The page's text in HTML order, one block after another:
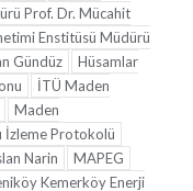
Prof. Dr. Mücahit
Enstitüsü Müdürü
Gündüz
Hüsamlar
İTÜ Maden
Maden
İzleme Protokolü
Narin
MAPEG
Kemerköy Enerji